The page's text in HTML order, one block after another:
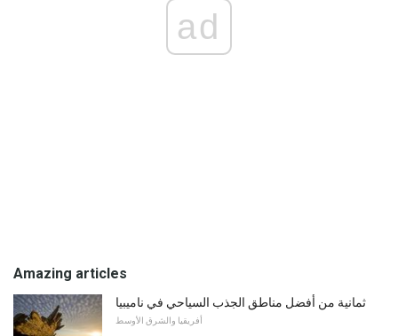
ad
Amazing articles
ثمانية من أفضل مناطق الجذب السياحي في ناميبيا
أفريقيا والشرق الأوسط